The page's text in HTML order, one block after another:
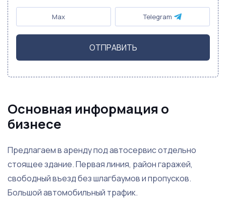
Max Telegram
ОТПРАВИТЬ
Основная информация о
бизнесе
Предлагаем в аренду под автосервис отдельно
стоящее здание. Первая линия, район гаражей,
свободный въезд без шлагбаумов и пропусков.
Большой автомобильный трафик.